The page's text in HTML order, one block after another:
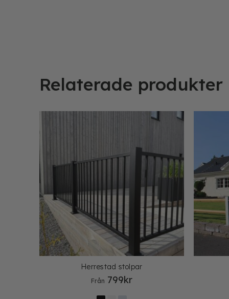
Relaterade produkter
Herrestad stolpar
Från 799kr